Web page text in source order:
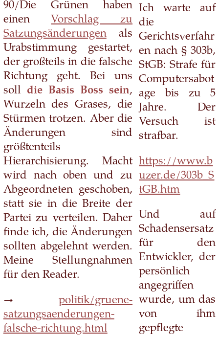
90/Die Grünen haben
einen Vorschlag zu
Satzungsänderungenals
Urabstimmung gestartet,
der großteils in die falsche
Richtung geht. Bei uns
soll die Basis Boss sein,
Wurzeln des Grases, die
Stürmen trotzen. Aber die
Änderungen sind
größtenteils
Hierarchisierung. Macht
wird nach oben und zu
Abgeordneten geschoben,
statt sie in die Breite der
Partei zu verteilen. Daher
finde ich, die Änderungen
sollten abgelehnt werden.
Meine Stellungnahmen
für den Reader.
→politik/gruene-
satzungsaenderungen-
falsche-richtung.html
Ich warte auf
die
Gerichtsverfahr
en nach § 303b,
StGB: Strafe für
Computersabot
age bis zu 5
Jahre. Der
Versuch ist
strafbar.
https://www.b
uzer.de/303b_S
tGB.htm
Und auf
Schadensersatz
für den
Entwickler, der
persönlich
angegriffen
wurde, um das
von ihm
gepflegte